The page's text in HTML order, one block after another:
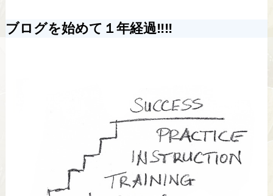
ブログを始めて１年経過‼‼